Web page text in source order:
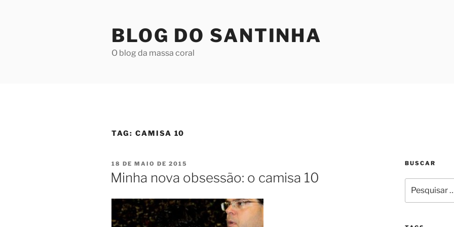
BLOG DO SANTINHA
O blog da massa coral
TAG: CAMISA 10
PUBLICADO
EM
18 DE MAIO DE 2015
Minha nova obsessão: o camisa 10
BUSCAR
por: